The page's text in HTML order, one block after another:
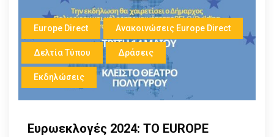
Europe Direct Ανακοινώσεις Europe Direct
Δελτία Τύπου Δράσεις
Εκδηλώσεις
Eυρωεκλογές 2024: ΤΟ EUROPE